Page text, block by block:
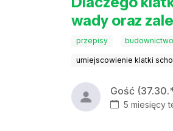
wady oraz
przepisy budownictwo
umiejscowienie klatki
Gość
5 miesięcy